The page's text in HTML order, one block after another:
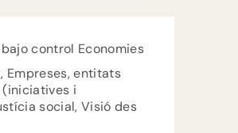
Economies
Empreses, entitats
i
social, Visió des